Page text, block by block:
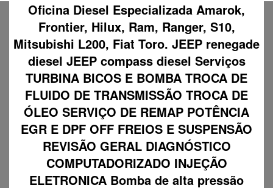
Oficina Diesel Especializada Amarok,
Frontier, Hilux, Ram, Ranger, S10,
Mitsubishi L200, Fiat Toro. JEEP renegade
diesel JEEP compass diesel Serviços
TURBINA BICOS E BOMBA TROCA DE
FLUIDO DE TRANSMISSÃO TROCA DE
ÓLEO SERVIÇO DE REMAP POTÊNCIA
EGR E DPF OFF FREIOS E SUSPENSÃO
REVISÃO GERAL DIAGNÓSTICO
COMPUTADORIZADO INJEÇÃO
ELETRONICA Bomba de alta pressão